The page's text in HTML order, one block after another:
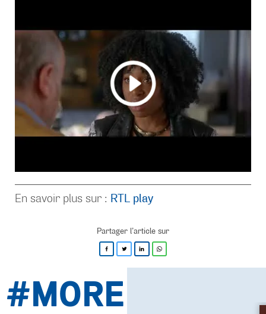
En savoir plus sur : RTL play
Partager l’article sur
#MORE